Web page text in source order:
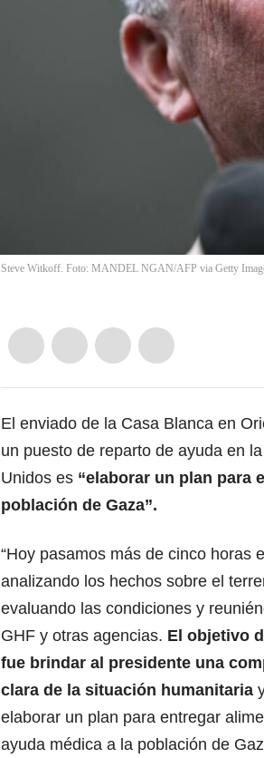
Steve Witkoff. Foto: MANDEL NGAN/AFP via Getty
El enviado de la Casa Blanca en
un puesto de reparto de ayuda en
Unidos es “elaborar un plan para
población de Gaza”.
“Hoy pasamos más de cinco horas
analizando los hechos sobre el
evaluando las condiciones y
GHF y otras agencias. El objetivo
fue brindar al presidente una
clara de la situación humanitaria
elaborar un plan para entregar
ayuda médica a la población de